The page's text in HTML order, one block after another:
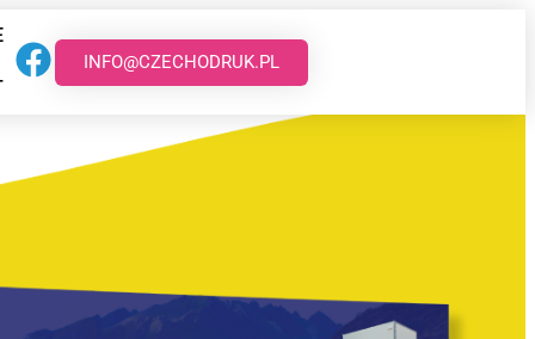
INFO@CZECHODRUK.PL